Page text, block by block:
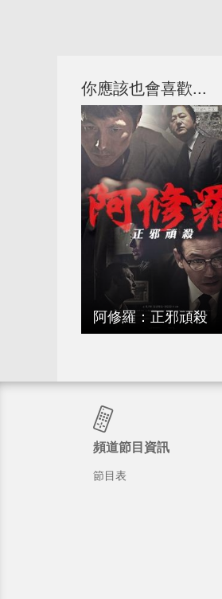
你應該也會喜歡...
阿修羅：正邪頑殺
頻道節目資訊
節目表